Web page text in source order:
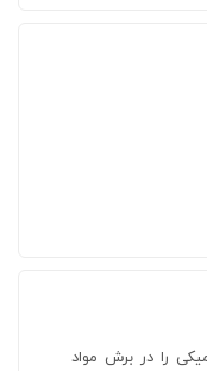
را در برش مواد